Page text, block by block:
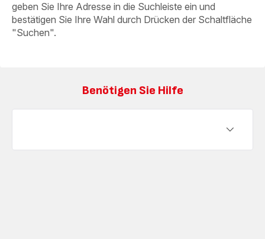
Benötigen Sie Hilfe
geben Sie Ihre Adresse in die Suchleiste ein und
bestätigen Sie Ihre Wahl durch Drücken der Schaltfläche
"Suchen".